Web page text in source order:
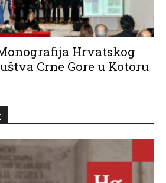
Hrvatskog
Crne Gore u Kotoru